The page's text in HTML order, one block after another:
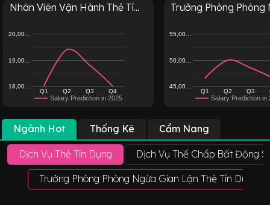
Nhân Viên Vận Hành Thẻ Tí...
Salary Prediction in 2025
Q1 Q2 Q3 Q4
18,00…
19,00…
20,00…
Trưởng Phòng Phòng
Salary Prediction in
Q1 Q2 Q3
45,00…
50,00…
55,00…
Ngành Hot Thống Kê Cẩm Nang
Dịch Vụ Thẻ Tín Dụng Dịch Vụ Thế Chấp Bất Động
Trưởng Phòng Phòng Ngừa Gian Lận Thẻ Tín Dụng